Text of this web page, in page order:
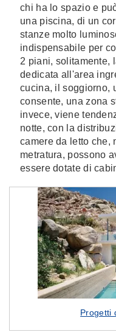
chi ha lo spazio e
una piscina, di un
stanze molto
indispensabile per
2 piani, solitamente,
dedicata all'area
cucina, il soggiorno,
consente, una zona
invece, viene
notte, con la
camere da letto che,
metratura, possono
essere dotate di
Progetti